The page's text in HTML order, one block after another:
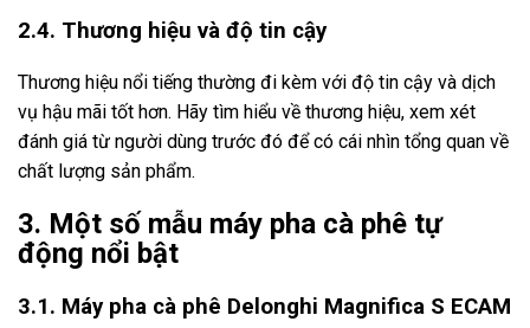
2.4. Thương hiệu và độ tin cậy
Thương hiệu nổi tiếng thường đi kèm với độ tin cậy và dịch
vụ hậu mãi tốt hơn. Hãy tìm hiểu về thương hiệu, xem xét
đánh giá từ người dùng trước đó để có cái nhìn tổng quan về
chất lượng sản phẩm.
3. Một số mẫu máy pha cà phê tự
động nổi bật
3.1. Máy pha cà phê Delonghi Magnifica S ECAM